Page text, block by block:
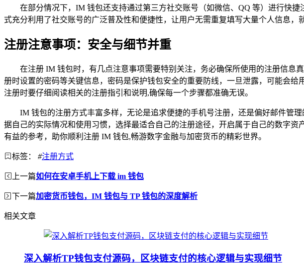
在部分情况下，IM 钱包还支持通过第三方社交账号（如微信、QQ 等）进行快捷
式充分利用了社交账号的广泛普及性和便捷性，让用户无需重复填写大量个人信息，
注册注意事项：安全与细节并重
在注册 IM 钱包时，有几点注意事项需要特别关注，务必确保所使用的注册信息
册时设置的密码等关键信息，密码是保护钱包安全的重要防线，一旦泄露，可能会
注册时要仔细阅读相关的注册指引和说明,确保每一个步骤都准确无误。
IM 钱包的注册方式丰富多样，无论是追求便捷的手机号注册，还是偏好邮件管
据自己的实际情况和使用习惯，选择最适合自己的注册途径，开启属于自己的数字
有益的参考，助你顺利注册 IM 钱包,畅游数字金融与加密货币的精彩世界。
标签： #注册方式
上一篇如何在安卓手机上下载 im 钱包
下一篇加密货币钱包，IM 钱包与 TP 钱包的深度解析
相关文章
深入解析TP钱包支付源码，区块链支付的核心逻辑与实现细节